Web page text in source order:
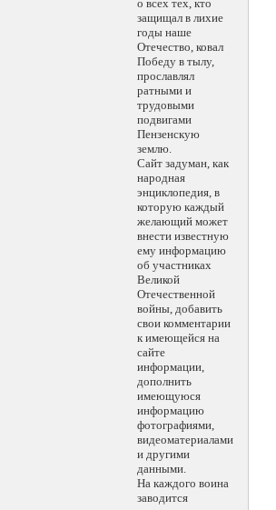
о всех тех, кто
защищал в лихие
годы наше
Отечество, ковал
Победу в тылу,
прославлял
ратными и
трудовыми
подвигами
Пензенскую
землю.
Сайт задуман, как
народная
энциклопедия, в
которую каждый
желающий может
внести известную
ему информацию
об участниках
Великой
Отечественной
войны, добавить
свои комментарии
к имеющейся на
сайте
информации,
дополнить
имеющуюся
информацию
фотографиями,
видеоматериалами
и другими
данными.
На каждого воина
заводится